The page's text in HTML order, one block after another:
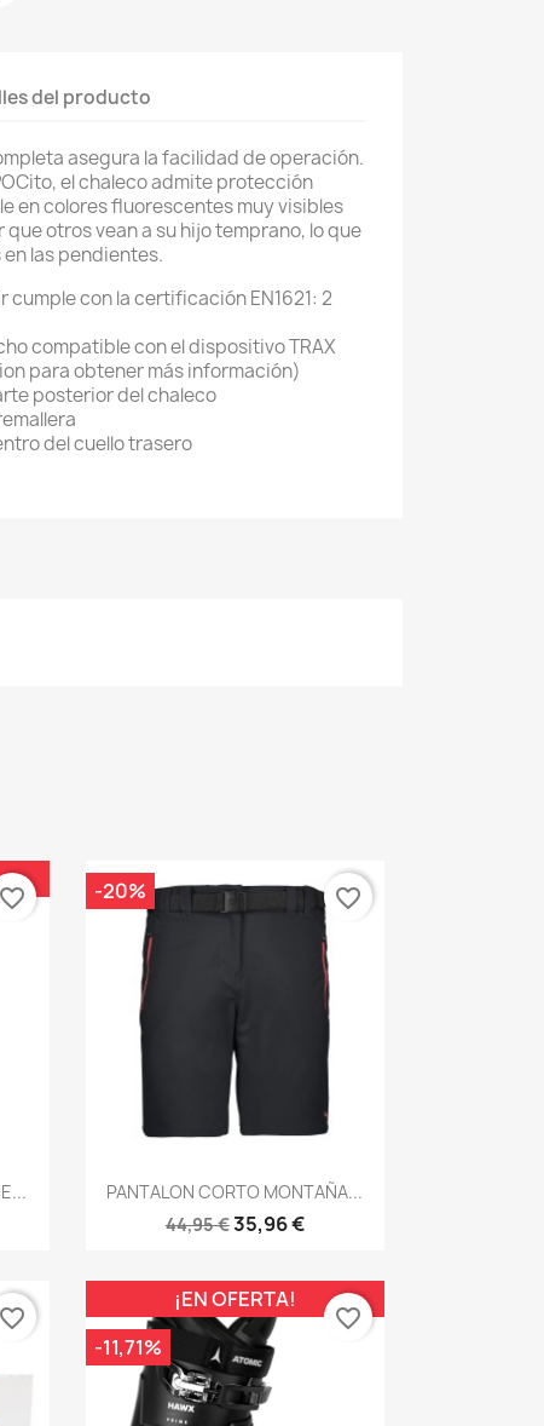
del producto
asegura la facilidad de operación.
el chaleco admite protección
en colores fluorescentes muy visibles
otros vean a su hijo temprano, lo que
las pendientes.
cumple con la certificación EN1621: 2
compatible con el dispositivo TRAX
para obtener más información)
posterior del chaleco
del cuello trasero
favorite_border
Vista rápida
PANTALON CORTO MONTAÑA...
44,95 €35,96 €
-20% favorite_border
favorite_border
¡EN OFERTA!
-11,71%
favorite_border